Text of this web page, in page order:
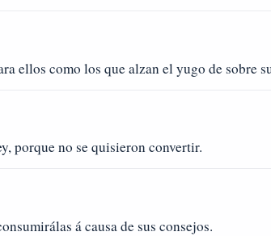
ellos como los que alzan el yugo de sobre
porque no se quisieron convertir.
á causa de sus consejos.